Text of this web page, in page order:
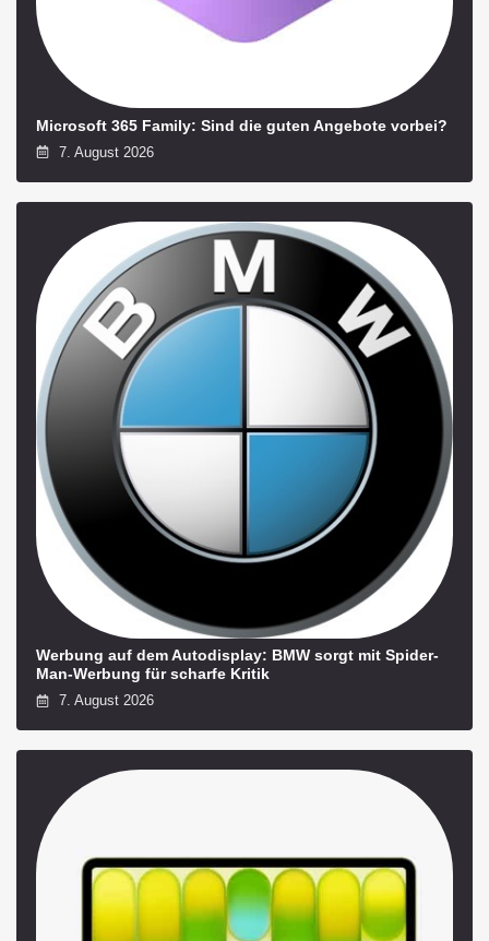
Microsoft 365 Family: Sind die guten Angebote vorbei?
7. August 2026
Werbung auf dem Autodisplay: BMW sorgt mit Spider-
Man-Werbung für scharfe Kritik
7. August 2026